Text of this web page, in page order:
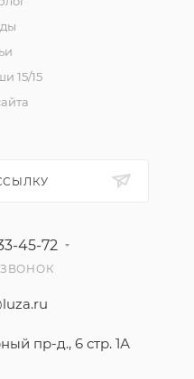
15/15
45-72
пр-д., 6 стр. 1А